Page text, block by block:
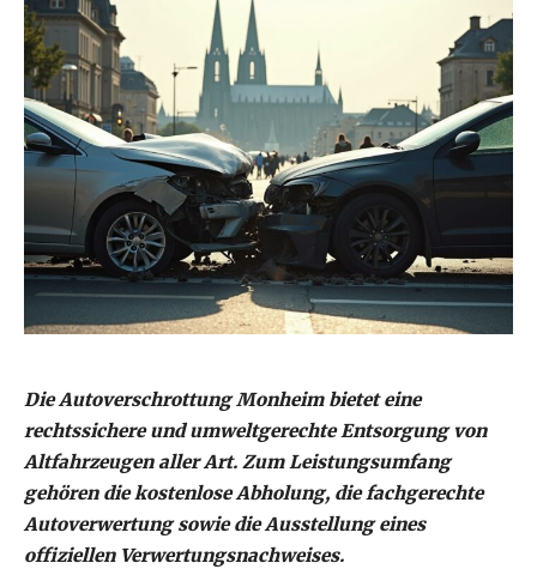
Die Autoverschrottung Monheim bietet eine
rechtssichere und umweltgerechte Entsorgung von
Altfahrzeugen aller Art. Zum Leistungsumfang
gehören die kostenlose Abholung, die fachgerechte
Autoverwertung sowie die Ausstellung eines
offiziellen Verwertungsnachweises.